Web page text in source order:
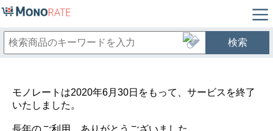
検索
モノレートは2020年6月30日をもって、サービスを終了
いたしました。
長年のご利用、ありがとうございました。